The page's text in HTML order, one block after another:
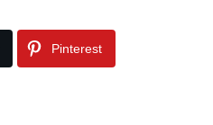
Pinterest